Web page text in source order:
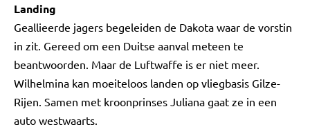
Landing
Geallieerde jagers begeleiden de Dakota waar de vorstin
in zit. Gereed om een Duitse aanval meteen te
beantwoorden. Maar de Luftwaffe is er niet meer.
Wilhelmina kan moeiteloos landen op vliegbasis Gilze-
Rijen. Samen met kroonprinses Juliana gaat ze in een
auto westwaarts.